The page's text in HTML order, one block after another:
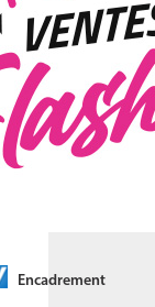
Encadrement